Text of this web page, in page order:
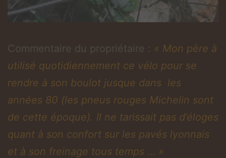
Commentaire du propriétaire : « Mon père à
utilisé quotidiennement ce vélo pour se
rendre à son boulot jusque dans les
années 80 (les pneus rouges Michelin sont
de cette époque). Il ne tarissait pas d’éloges
quant à son confort sur les pavés lyonnais
et à son freinage tous temps … »